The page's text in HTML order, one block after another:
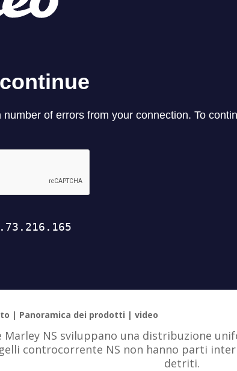
| Panoramica dei prodotti | video
NS sviluppano una distribuzione
controcorrente NS non hanno parti
detriti.